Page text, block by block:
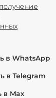
в WhatsApp
в Telegram
в Max